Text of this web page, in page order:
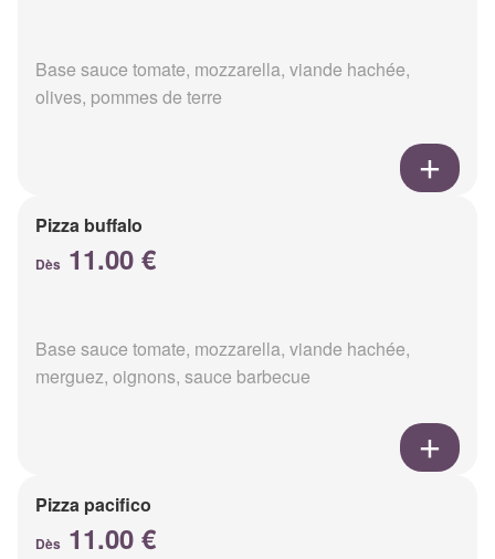
Base sauce tomate, mozzarella, viande hachée,
olives, pommes de terre
Pizza buffalo
Dès 11.00 €
Base sauce tomate, mozzarella, viande hachée,
merguez, oignons, sauce barbecue
Pizza pacifico
Dès 11.00 €